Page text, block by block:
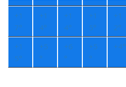
+1
7°
+1
4°
+1
4°
+1
5°
+1
2°
+1
5°
+5
°
+6
°
+5
°
+4°